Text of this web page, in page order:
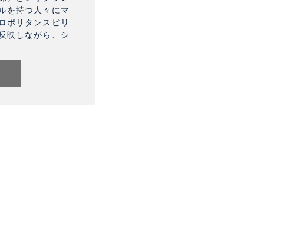
を持つ人々にマ
ポリタンスピリ
映しながら、シ